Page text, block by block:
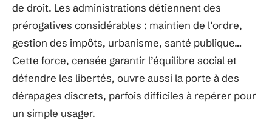
de droit. Les administrations détiennent des
prérogatives considérables : maintien de l’ordre,
gestion des impôts, urbanisme, santé publique…
Cette force, censée garantir l’équilibre social et
défendre les libertés, ouvre aussi la porte à des
dérapages discrets, parfois difficiles à repérer pour
un simple usager.